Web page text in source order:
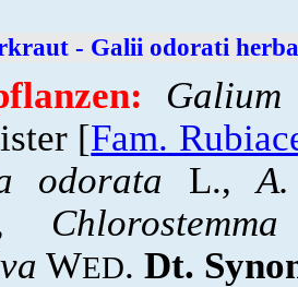
- Galii odorati herba
Galium
[Fam.
odorata L.,
WED. Dt.